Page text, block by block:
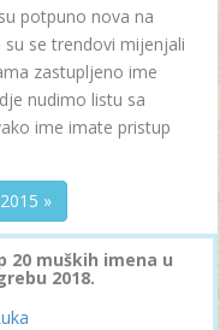
potpuno nova na
se trendovi mijenjali
zastupljeno ime
nudimo listu sa
ime imate pristup
»
20 muških imena u
2018.